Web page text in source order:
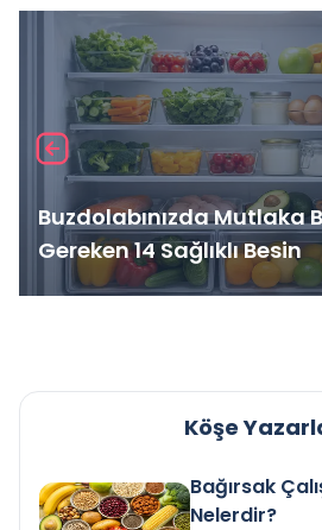
Buzdolabınızda Mutlaka
Gereken 14 Sağlıklı Besin
Köşe
Bağırsak
Nelerdir?